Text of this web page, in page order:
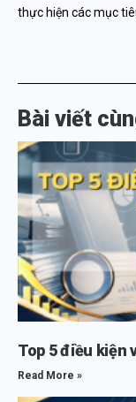
thực hiện các mục
Bài viết
Top 5 điều kiện
Read More »